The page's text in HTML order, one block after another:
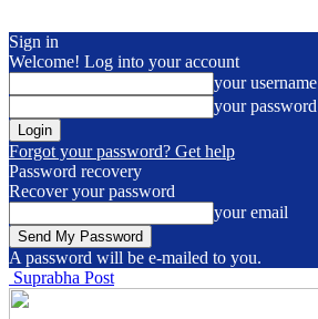
Sign in
Welcome! Log into your account
your username
your password
Forgot your password? Get help
Password recovery
Recover your password
your email
A password will be e-mailed to you.
Suprabha Post